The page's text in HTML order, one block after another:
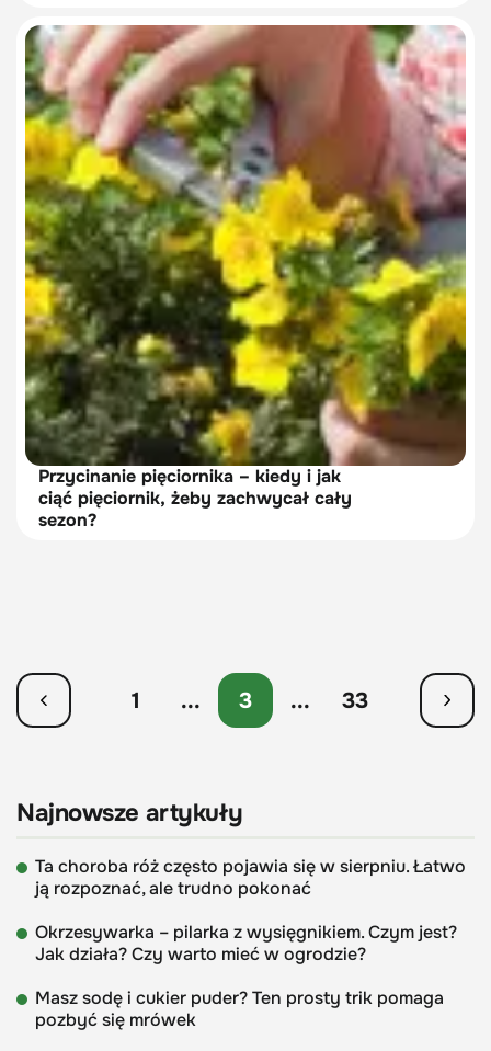
Przycinanie pięciornika – kiedy i jak
ciąć pięciornik, żeby zachwycał cały
sezon?
1 ... 3 ... 33
Najnowsze artykuły
Ta choroba róż często pojawia się w sierpniu. Łatwo
ją rozpoznać, ale trudno pokonać
Okrzesywarka – pilarka z wysięgnikiem. Czym jest?
Jak działa? Czy warto mieć w ogrodzie?
Masz sodę i cukier puder? Ten prosty trik pomaga
pozbyć się mrówek